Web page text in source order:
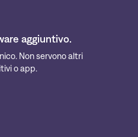
aggiuntivo.
Non servono altri
o app.